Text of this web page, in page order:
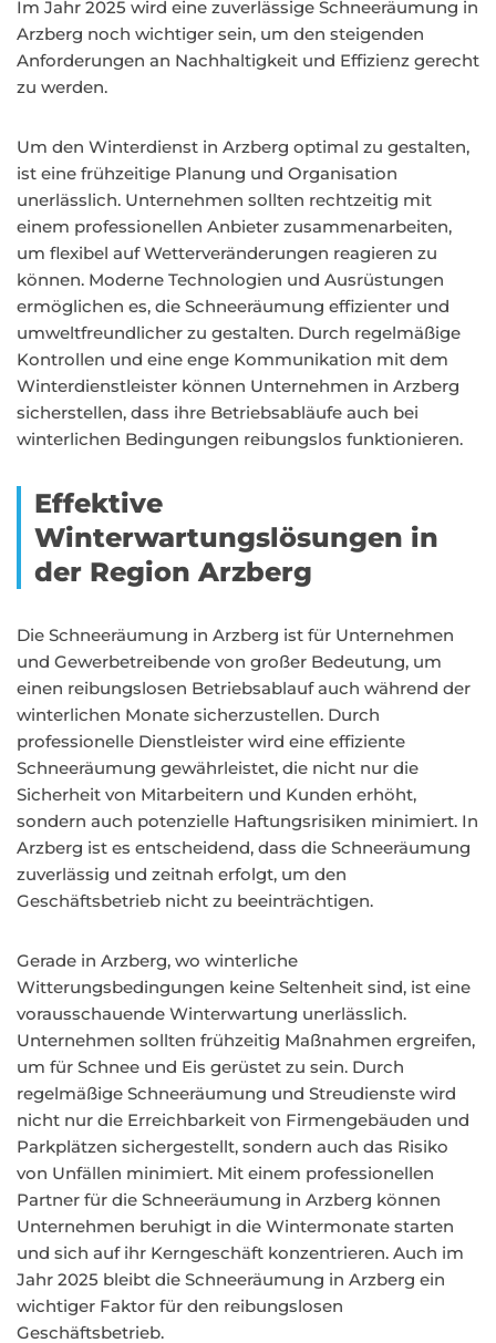
Im Jahr 2025 wird eine zuverlässige Schneeräumung in
Arzberg noch wichtiger sein, um den steigenden
Anforderungen an Nachhaltigkeit und Effizienz gerecht
zu werden.
Um den Winterdienst in Arzberg optimal zu gestalten,
ist eine frühzeitige Planung und Organisation
unerlässlich. Unternehmen sollten rechtzeitig mit
einem professionellen Anbieter zusammenarbeiten,
um flexibel auf Wetterveränderungen reagieren zu
können. Moderne Technologien und Ausrüstungen
ermöglichen es, die Schneeräumung effizienter und
umweltfreundlicher zu gestalten. Durch regelmäßige
Kontrollen und eine enge Kommunikation mit dem
Winterdienstleister können Unternehmen in Arzberg
sicherstellen, dass ihre Betriebsabläufe auch bei
winterlichen Bedingungen reibungslos funktionieren.
Effektive
Winterwartungslösungen in
der Region Arzberg
Die Schneeräumung in Arzberg ist für Unternehmen
und Gewerbetreibende von großer Bedeutung, um
einen reibungslosen Betriebsablauf auch während der
winterlichen Monate sicherzustellen. Durch
professionelle Dienstleister wird eine effiziente
Schneeräumung gewährleistet, die nicht nur die
Sicherheit von Mitarbeitern und Kunden erhöht,
sondern auch potenzielle Haftungsrisiken minimiert. In
Arzberg ist es entscheidend, dass die Schneeräumung
zuverlässig und zeitnah erfolgt, um den
Geschäftsbetrieb nicht zu beeinträchtigen.
Gerade in Arzberg, wo winterliche
Witterungsbedingungen keine Seltenheit sind, ist eine
vorausschauende Winterwartung unerlässlich.
Unternehmen sollten frühzeitig Maßnahmen ergreifen,
um für Schnee und Eis gerüstet zu sein. Durch
regelmäßige Schneeräumung und Streudienste wird
nicht nur die Erreichbarkeit von Firmengebäuden und
Parkplätzen sichergestellt, sondern auch das Risiko
von Unfällen minimiert. Mit einem professionellen
Partner für die Schneeräumung in Arzberg können
Unternehmen beruhigt in die Wintermonate starten
und sich auf ihr Kerngeschäft konzentrieren. Auch im
Jahr 2025 bleibt die Schneeräumung in Arzberg ein
wichtiger Faktor für den reibungslosen
Geschäftsbetrieb.